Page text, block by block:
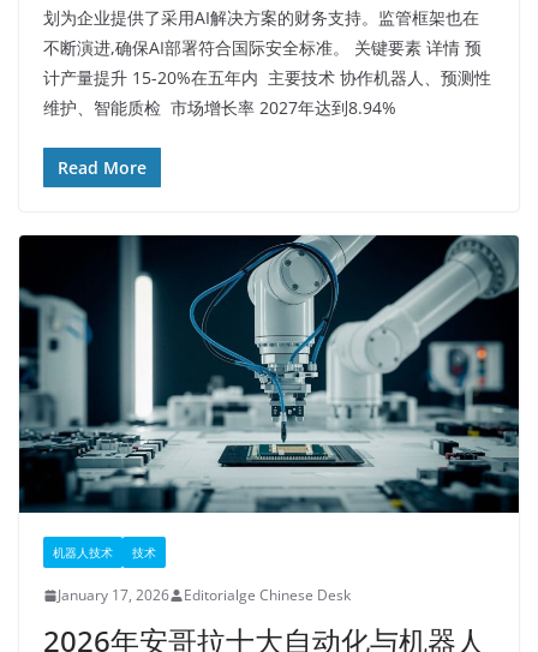
划为企业提供了采用AI解决方案的财务支持。监管框架也在
不断演进,确保AI部署符合国际安全标准。 关键要素 详情 预
计产量提升 15-20%在五年内 ​ 主要技术 协作机器人、预测性
维护、智能质检 市场增长率 2027年达到8.94%
Read More
机器人技术 技术
January 17, 2026 Editorialge Chinese Desk
2026年安哥拉十大自动化与机器人